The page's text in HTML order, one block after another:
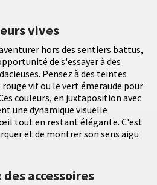
vives
hors des sentiers battus,
de s'essayer à des
Pensez à des teintes
vif ou le vert émeraude pour
couleurs, en juxtaposition avec
une dynamique visuelle
tout en restant élégante. C'est
et de montrer son sens aigu
accessoires